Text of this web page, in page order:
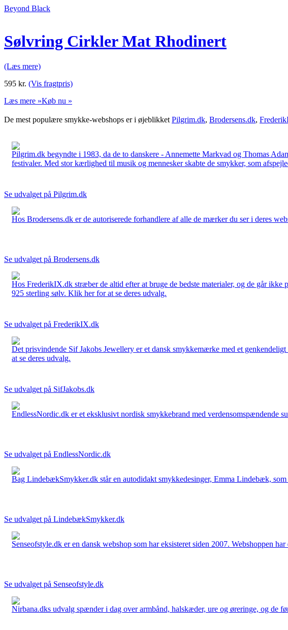
Beyond Black
Sølvring Cirkler Mat Rhodinert
(Læs mere)
595 kr. (Vis fragtpris)
Læs mere »Køb nu »
De mest populære smykke-webshops er i øjeblikket Pilgrim.dk, Brodersens.dk,
Pilgrim.dk begyndte i 1983, da de to danskere - Annemette Markvad og Thomas
festivaler. Med stor kærlighed til musik og mennesker skabte de smykker, som
Se udvalget på Pilgrim.dk
Hos Brodersens.dk er de autoriserede forhandlere af alle de mærker du ser i deres
Se udvalget på Brodersens.dk
Hos FrederikIX.dk stræber de altid efter at bruge de bedste materialer, og de går
925 sterling sølv. Klik her for at se deres udvalg.
Se udvalget på FrederikIX.dk
Det prisvindende Sif Jakobs Jewellery er et dansk smykkemærke med et
at se deres udvalg.
Se udvalget på SifJakobs.dk
EndlessNordic.dk er et eksklusivt nordisk smykkebrand med verdensomspændende
Se udvalget på EndlessNordic.dk
Bag LindebækSmykker.dk står en autodidakt smykkedesinger, Emma Lindebæk,
Se udvalget på LindebækSmykker.dk
Senseofstyle.dk er en dansk webshop som har eksisteret siden 2007. Webshoppen
Se udvalget på Senseofstyle.dk
Nirbana.dks udvalg spænder i dag over armbånd, halskæder, ure og øreringe, og de